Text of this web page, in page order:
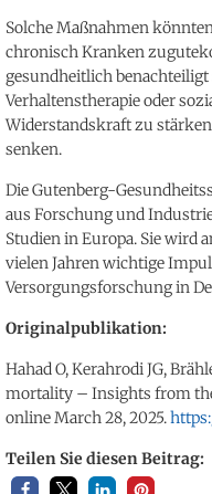
Solche Maßnahmen
chronisch Kranken
gesundheitlich
Verhaltenstherapie oder
Widerstandskraft zu
senken.
Die Gutenberg-
aus Forschung und
Studien in Europa. Sie wird
vielen Jahren wichtige
Versorgungsforschung in
Originalpublikation:
Hahad O, Kerahrodi JG,
mortality – Insights from the
online March 28, 2025.
Teilen Sie diesen Beitrag: